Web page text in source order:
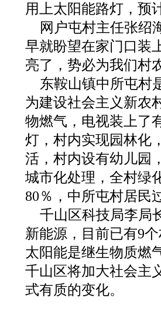
用上太阳能路灯，预
网户屯村主任张绍
早就盼望在家门口装
亮了，势必为我们村
东鞍山镇中所屯村
为建设社会主义新农
物燃气，电视装上了
灯，村内实现园林化
活，村内设有幼儿园
城市化处理，全村绿
80％，中所屯村居民
千山区科技局李局
新能源，目前已有9
太阳能是继生物质燃
千山区将加大社会主
式有质的变化。